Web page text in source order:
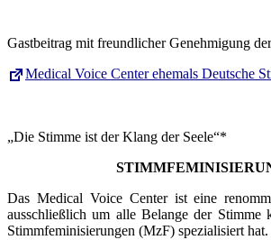
Gastbeitrag mit freundlicher Genehmigung der
Medical Voice Center ehemals Deutsche
„Die Stimme ist der Klang der Seele“*
Das Medical Voice Center ist eine
ausschließlich um alle Belange der Stimme
Stimmfeminisierungen (MzF) spezialisiert hat.